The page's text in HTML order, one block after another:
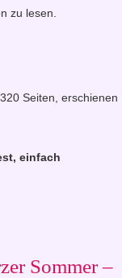
zu lesen.
Seiten, erschienen
einfach
Sommer –